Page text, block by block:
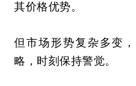
其价格优势。
但 市场形势复杂多变，
略，时刻保持警觉。